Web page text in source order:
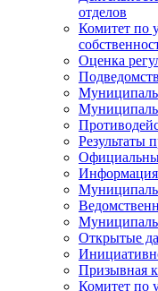
отделов
Комитет по
Оценка
Результаты
Информация
Открытые
Призывная
Комитет по